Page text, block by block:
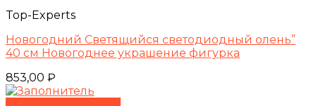
Top-Experts
Новогодний Светящийся светодиодный олень”
40 см Новогоднее украшение фигурка
853,00 ₽